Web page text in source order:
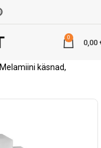
0
0,00
Melamiini käsnad,